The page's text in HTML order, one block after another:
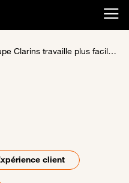
plus facilement grâce à un puissant centre de données clients (Customer Data Hub)
client